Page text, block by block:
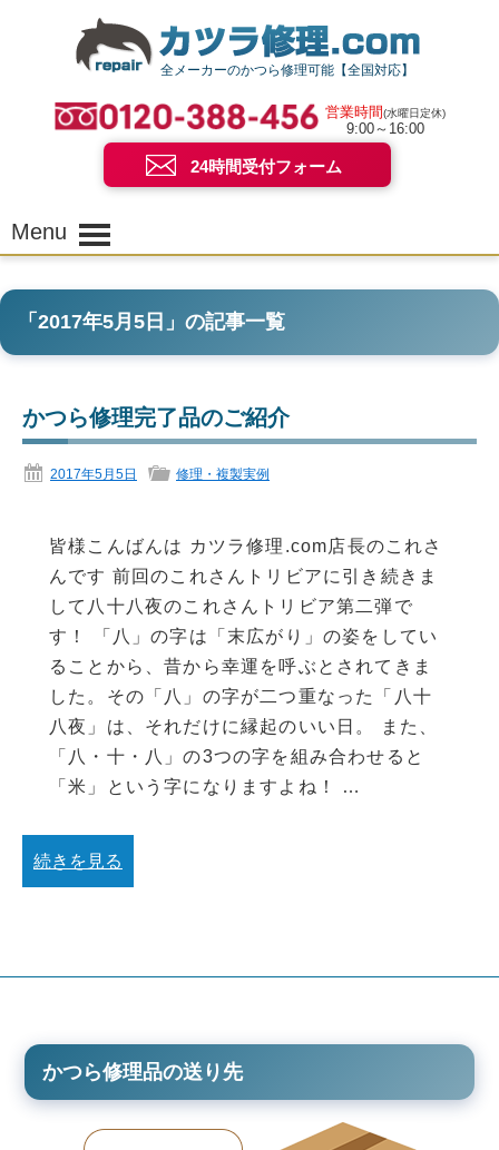
全メーカーのかつら修理可能【全国対応】
営業時間(水曜日定休)
9:00～16:00
24時間受付フォーム
Menu
「 2017年5月5日 」の記事一覧
かつら修理完了品のご紹介
2017年5月5日 修理・複製実例
皆様こんばんは カツラ修理.com店長のこれさ
んです 前回のこれさんトリビアに引き続きま
して八十八夜のこれさんトリビア第二弾で
す！ 「八」の字は「末広がり」の姿をしてい
ることから、昔から幸運を呼ぶとされてきま
した。その「八」の字が二つ重なった「八十
八夜」は、それだけに縁起のいい日。 また、
「八・十・八」の3つの字を組み合わせると
「米」という字になりますよね！ …
続きを見る
かつら修理品の送り先